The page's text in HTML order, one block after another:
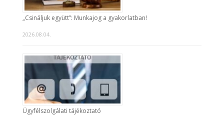
„Csináljuk együtt”: Munkajog a gyakorlatban!
2026.08.04.
Ügyfélszolgálati tájékoztató